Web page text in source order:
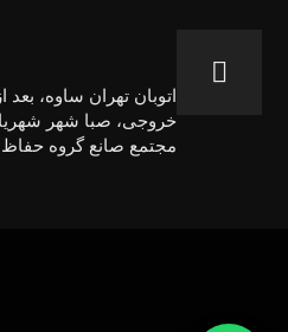
اتوبان تهران ساوه،
خروجی، صبا شهر
مجتمع صانع گروه حفاظ